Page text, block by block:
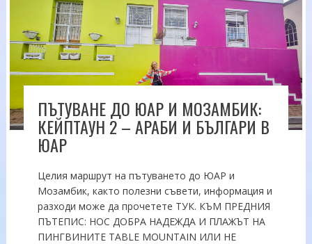
ПЪТУВАНЕ ДО ЮАР И МОЗАМБИК:
КЕЙПТАУН 2 – АРАБИ И БЪЛГАРИ В
ЮАР
Целия маршрут на пътуването до ЮАР и
Мозамбик, както полезни съвети, информация и
разходи може да прочетете ТУК. КЪМ ПРЕДНИЯ
ПЪТЕПИС: НОС ДОБРА НАДЕЖДА И ПЛАЖЪТ НА
ПИНГВИНИТЕ TABLE MOUNTAIN ИЛИ НЕ